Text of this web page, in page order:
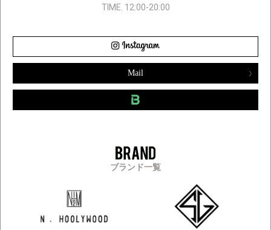
TIME. 12:00-20:00
Mail
ブランド一覧